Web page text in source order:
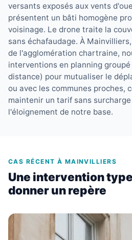
versants exposés aux vents
présentent un bâti homogène
voisinage. Le drone traite la
sans échafaudage. À
de l'agglomération chartraine,
interventions en planning
distance) pour mutualiser le
ou avec les communes proches,
maintenir un tarif sans
l'éloignement de notre base.
CAS RÉCENT À MAINVILLIERS
Une intervention
donner un repère